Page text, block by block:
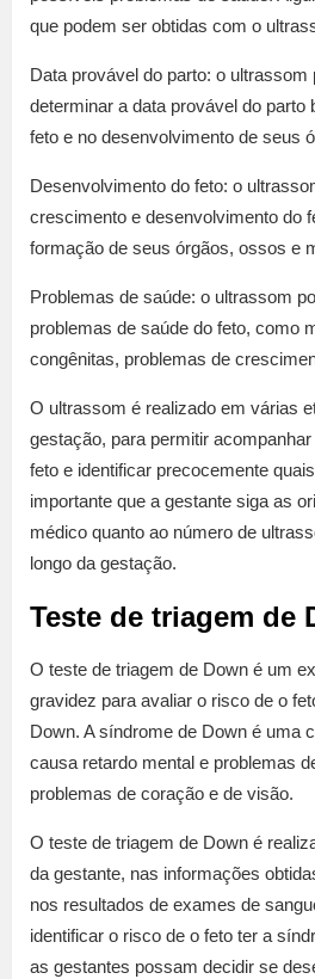
que podem ser obtidas com o
Data provável do parto: o ultrassom
determinar a data provável do parto
feto e no desenvolvimento de seus
Desenvolvimento do feto: o
crescimento e desenvolvimento do
formação de seus órgãos, ossos e
Problemas de saúde: o ultrassom
problemas de saúde do feto, como
congênitas, problemas de
O ultrassom é realizado em várias
gestação, para permitir
feto e identificar precocemente
importante que a gestante siga as
médico quanto ao número de
longo da gestação.
Teste de triagem de
O teste de triagem de Down é um
gravidez para avaliar o risco de o
Down. A síndrome de Down é uma
causa retardo mental e problemas
problemas de coração e de visão.
O teste de triagem de Down é
da gestante, nas informações
nos resultados de exames de
identificar o risco de o feto ter a
as gestantes possam decidir se